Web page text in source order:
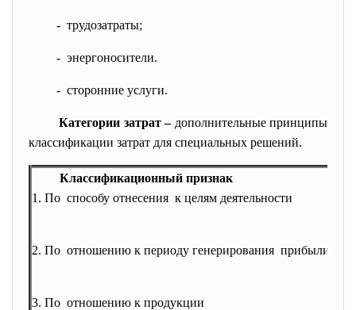
- трудозатраты;
- энергоносители.
- сторонние услуги.
Категории затрат –дополнительные принципы
классификации затрат для специальных решений.
Классификационный признак
1. По способу отнесения к целям деятельности
2. По отношению к периоду генерирования прибыли
3. По отношению к продукции